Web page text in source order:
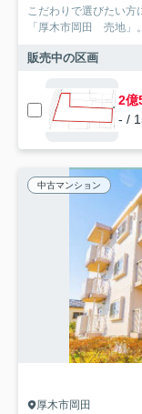
こだわりで選びたい方
「厚木市岡田 売地」
販売中の区画
2億
- /
中古マンション
厚木市岡田